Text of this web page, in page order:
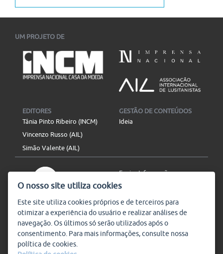
UM PROJETO DE
EDITORES
Tânia Pinto Ribeiro (INCM)
Vincenzo Russo (AIL)
Simão Valente (AIL)
GESTÃO DE CONTEÚDOS
Ideia
Subscrever
Enviar Informação
Aviso Legal
Mapa do site
SIGA-NOS
O nosso site utiliza cookies
Este site utilizacookies próprios e de terceiros para
otimizar a experiência do usuário e realizar análises de
navegação. Os últimos só serão utilizados após o
consentimento. Para mais informações, consulte nossa
política decookies